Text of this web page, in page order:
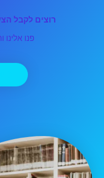
רוצים לקבל
פנו אלינו